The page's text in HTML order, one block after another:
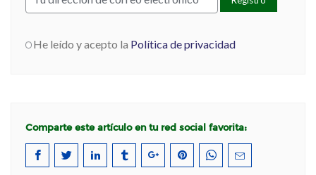
He leído y acepto la Política de privacidad
Comparte este artículo en tu red social favorita: